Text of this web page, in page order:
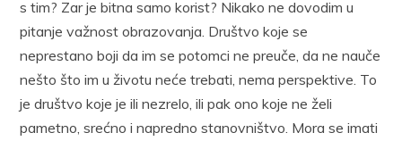
s tim? Zar je bitna samo korist? Nikako ne dovodim u
pitanje važnost obrazovanja. Društvo koje se
neprestano boji da im se potomci ne preuče, da ne nauče
nešto što im u životu neće trebati, nema perspektive. To
je društvo koje je ili nezrelo, ili pak ono koje ne želi
pametno, srećno i napredno stanovništvo. Mora se imati